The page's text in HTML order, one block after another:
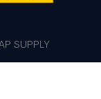
SUPPLY